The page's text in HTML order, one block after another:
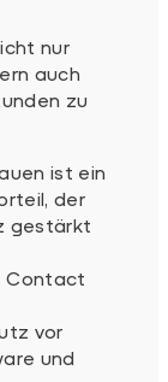
nur
auch
zu
ist ein
der
gestärkt
Contact
vor
und